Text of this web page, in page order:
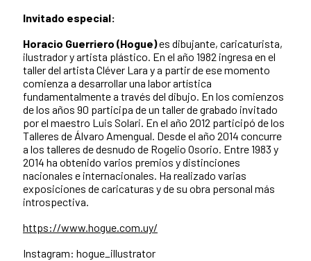
Invitado especial:
Horacio Guerriero (Hogue)es dibujante, caricaturista,
ilustrador y artista plástico. En el año 1982 ingresa en el
taller del artista Cléver Lara y a partir de ese momento
comienza a desarrollar una labor artística
fundamentalmente a través del dibujo. En los comienzos
de los años 90 participa de un taller de grabado invitado
por el maestro Luis Solari. En el año 2012 participó de los
Talleres de Álvaro Amengual. Desde el año 2014 concurre
a los talleres de desnudo de Rogelio Osorio. Entre 1983 y
2014 ha obtenido varios premios y distinciones
nacionales e internacionales. Ha realizado varias
exposiciones de caricaturas y de su obra personal más
introspectiva.
https://www.hogue.com.uy/
Instagram: hogue_illustrator